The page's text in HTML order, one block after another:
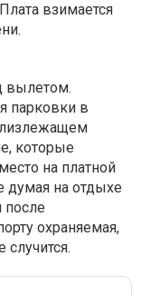
взимается
вылетом.
парковки в
которые
на платной
думая на отдыхе
охраняемая,